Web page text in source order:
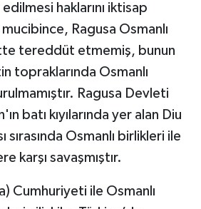
haklarını iktisap
Ragusa Osmanlı
tereddüt etmemiş, bunun
topraklarında Osmanlı
Ragusa Devleti
batı kıyılarında yer alan Diu
sırasında Osmanlı birlikleri ile
karşı savaşmıştır.
Cumhuriyeti ile Osmanlı